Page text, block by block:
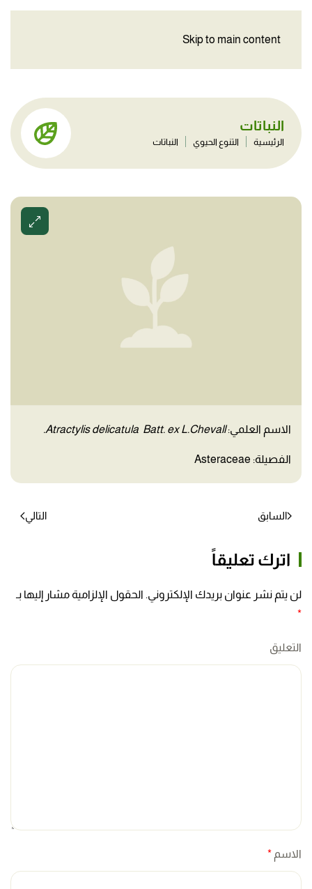
Skip to main content
النباتات
الرئيسية التنوع الحيوي النباتات
الاسم العلمي:Atractylis delicatula Batt. ex L.Chevall.
الفصيلة: Asteraceae
السابق التالي
اترك تعليقاً
لن يتم نشر عنوان بريدك الإلكتروني. الحقول الإلزامية مشار إليها بـ
*
التعليق
الاسم *